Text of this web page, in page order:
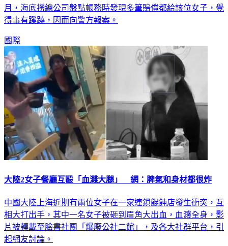
月，海底撈總公司盤點帳務時發現多筆賠償都給該位女子，覺
得事有蹊蹺，因而向警方報案。
國際
大陸2女子餐廳互毆「血濺大腿」 網：脾氣和身材都很炸
中國大陸上海近期有兩位女子在一家連鎖餛飩店發生衝突，互
相大打出手，其中一名女子被砸到眉角大出血，血濺全身，影
片被轉載至臉書社團「爆廢公社二館」，及各大社群平台，引
起網友討論。